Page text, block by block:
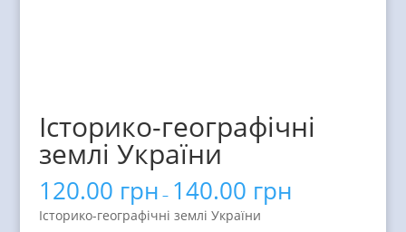
Історико-географічні
землі України
120.00 грн – 140.00 грн
Історико-географічні землі України